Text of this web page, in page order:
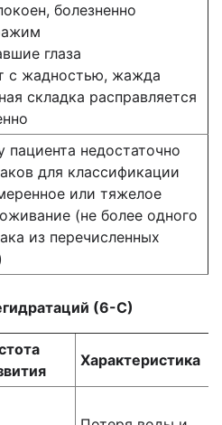
болезненно
глаза
с жадностью, жажда
складка расправляется
пациента недостаточно
для классификации
или тяжелое
(не более одного
из перечисленных
(6-С)
Характеристика